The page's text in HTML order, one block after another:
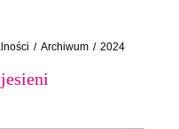
/ Archiwum / 2024